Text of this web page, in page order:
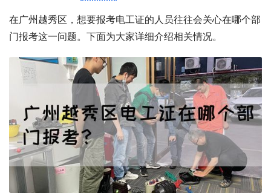
在广州越秀区，想要报考电工证的人员往往会关心在哪个部
门报考这一问题。下面为大家详细介绍相关情况。